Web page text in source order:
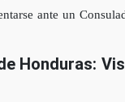
ante un
Honduras: